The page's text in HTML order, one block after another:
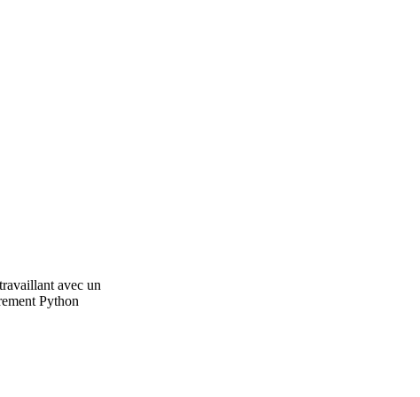
avec un
Python